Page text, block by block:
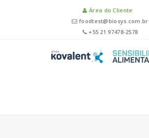
Área do Cliente
foodtest@biosys.com.br
+55 21 97478-2578